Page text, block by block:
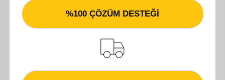
%100 ÇÖZÜM DESTEĞİ